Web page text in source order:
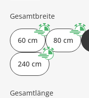
Gesamtbreite
60 cm 80 cm
240 cm
Gesamtlänge